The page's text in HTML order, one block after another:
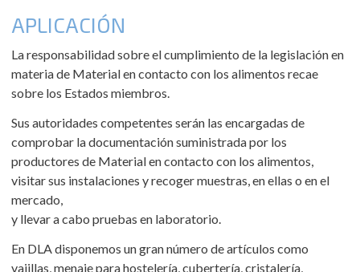
APLICACIÓN
La responsabilidad sobre el cumplimiento de la legislación en
materia de Material en contacto con los alimentos recae
sobre los Estados miembros.
Sus autoridades competentes serán las encargadas de
comprobar la documentación suministrada por los
productores de Material en contacto con los alimentos,
visitar sus instalaciones y recoger muestras, en ellas o en el
mercado,
y llevar a cabo pruebas en laboratorio.
En DLA disponemos un gran número de artículos como
vajillas, menaje para hostelería, cubertería, cristalería,